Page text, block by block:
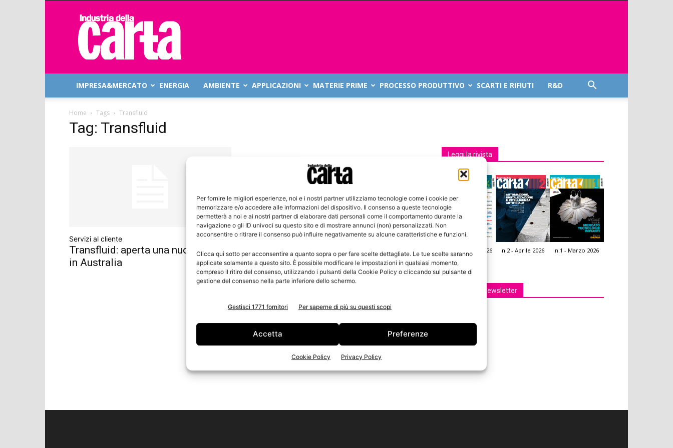
Per fornire le migliori esperienze, noi e i nostri partner utilizziamo tecnologie come i cookie per
memorizzare e/o accedere alle informazioni del dispositivo. Il consenso a queste tecnologie
permetterà a noi e ai nostri partner di elaborare dati personali come il comportamento durante la
navigazione o gli ID univoci su questo sito e di mostrare annunci (non) personalizzati. Non
acconsentire o ritirare il consenso può influire negativamente su alcune caratteristiche e funzioni.
Clicca qui sotto per acconsentire a quanto sopra o per fare scelte dettagliate. Le tue scelte saranno
applicate solamente a questo sito. È possibile modificare le impostazioni in qualsiasi momento,
compreso il ritiro del consenso, utilizzando i pulsanti della Cookie Policy o cliccando sul pulsante di
gestione del consenso nella parte inferiore dello schermo.
Gestisci 1771 fornitori Per saperne di più su questi scopi
Accetta Preferenze
Cookie Policy Privacy Policy
Industria
della
Carta
IMPRESA&MERCATO ENERGIA AMBIENTE APPLICAZIONI MATERIE PRIME PROCESSO PRODUTTIVO SCARTI E RIFIUTI R&D
Home Tags Transfluid
Tag: Transfluid
Servizi al cliente
Transfluid: aperta una nuova filiale
in Australia
Leggi la rivista
n.3 - Giugno 2026 n.2 - Aprile 2026 n.1 - Marzo 2026
Edicola Web
Iscriviti alla newsletter